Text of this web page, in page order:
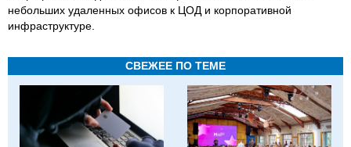
небольших удаленных офисов к ЦОД и корпоративной
инфраструктуре.
СВЕЖЕЕ ПО ТЕМЕ